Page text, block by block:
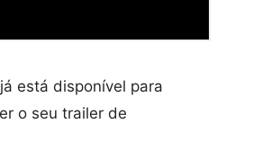
já está disponível para
o seu trailer de